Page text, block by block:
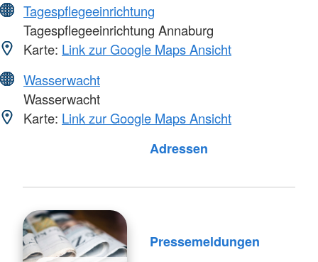
Tagespflegeeinrichtung
Tagespflegeeinrichtung Annaburg
Karte: Link zur Google Maps Ansicht
Wasserwacht
Wasserwacht
Karte: Link zur Google Maps Ansicht
Adressen
Pressemeldungen